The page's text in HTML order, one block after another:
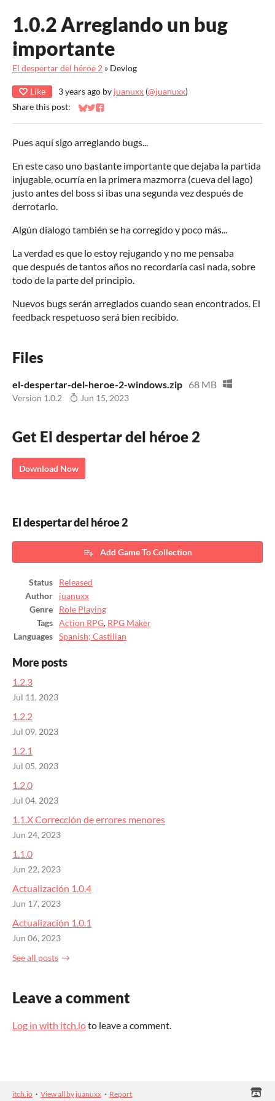
1.0.2 Arreglando un bug
importante
El despertar del héroe 2 » Devlog
Like 3 years ago by juanuxx (@juanuxx)
Share this post:
Share on Bluesky
Share on Twitter
Share on Facebook
Pues aquí sigo arreglando bugs...
En este caso uno bastante importante que dejaba la partida
injugable, ocurría en la primera mazmorra (cueva del lago)
justo antes del boss si ibas una segunda vez después de
derrotarlo.
Algún dialogo también se ha corregido y poco más...
La verdad es que lo estoy rejugando y no me pensaba
que después de tantos años no recordaría casi nada, sobre
todo de la parte del principio.
Nuevos bugs serán arreglados cuando sean encontrados. El
feedback respetuoso será bien recibido.
Files
el-despertar-del-heroe-2-windows.zip 68 MB
Version 1.0.2 Jun 15, 2023
Get El despertar del héroe 2
Download Now
El despertar del héroe 2
Add Game To Collection
Status
Released
Author
juanuxx
Genre
Role Playing
Tags
Action RPG, RPG Maker
Languages
Spanish; Castilian
More posts
1.2.3
Jul 11, 2023
1.2.2
Jul 09, 2023
1.2.1
Jul 05, 2023
1.2.0
Jul 04, 2023
1.1.X Corrección de errores menores
Jun 24, 2023
1.1.0
Jun 22, 2023
Actualización 1.0.4
Jun 17, 2023
Actualización 1.0.1
Jun 06, 2023
See all posts
Leave a comment
Log in with itch.ioto leave a comment.
itch.io · View all by juanuxx · Report